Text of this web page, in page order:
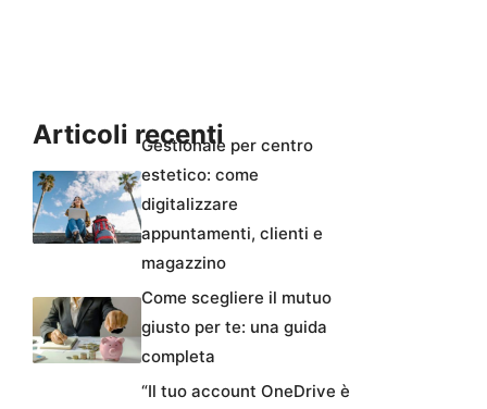
Articoli recentiGestionale per centro
estetico: come
digitalizzare
appuntamenti, clienti e
magazzino
Come scegliere il mutuo
giusto per te: una guida
completa
“Il tuo account OneDrive è